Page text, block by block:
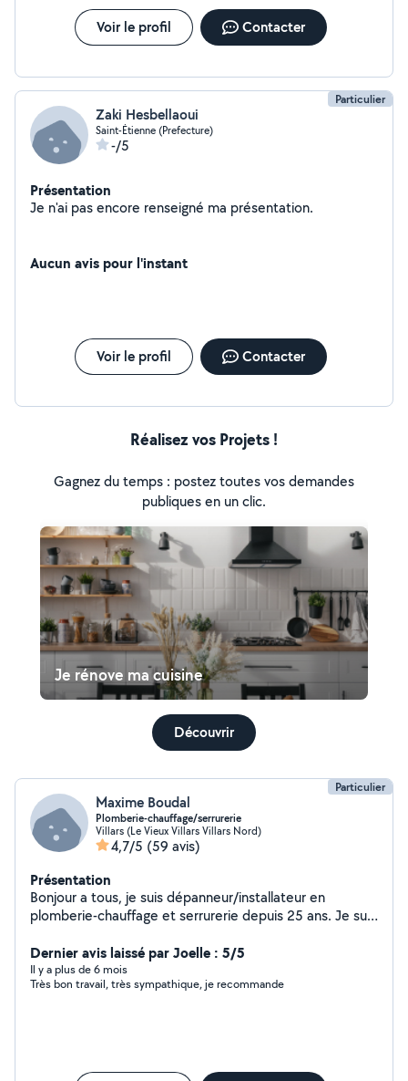
Voir le profil Contacter
Particulier
Zaki Hesbellaoui
Saint-Étienne (Prefecture)
-/5
Présentation
Je n'ai pas encore renseigné ma présentation.
Aucun avis pour l'instant
Voir le profil Contacter
Réalisez vos Projets !
Gagnez du temps : postez toutes vos demandes
publiques en un clic.
Je rénove ma cuisine
Découvrir
Particulier
Maxime Boudal
Plomberie-chauffage/serrurerie
Villars (Le Vieux Villars Villars Nord)
4,7/5 (59 avis)
Présentation
Bonjour a tous, je suis dépanneur/installateur en
plomberie-chauffage et serrurerie depuis 25 ans. Je suis
alentours avec une plage horaire assez large et rapide, si
je ne suis pas déjà en intervention. N hésitez pas à me
contacter en cas de besoin. Cordialement
Dernier avis laissé par Joelle : 5/5
Il y a plus de 6 mois
Très bon travail, très sympathique, je recommande